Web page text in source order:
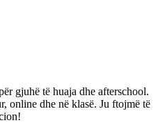
gjuhë të huaja dhe afterschool.
online dhe në klasë. Ju ftojmë të